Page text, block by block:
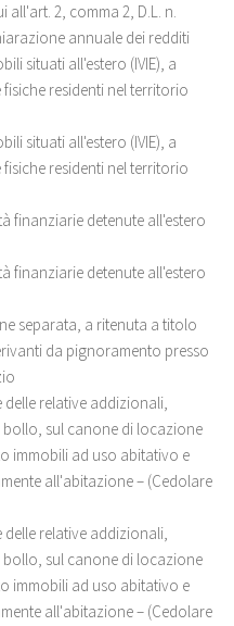
all'art. 2, comma 2, D.L. n.
annuale dei redditi
situati all'estero (IVIE), a
residenti nel territorio
situati all'estero (IVIE), a
residenti nel territorio
finanziarie detenute all'estero
finanziarie detenute all'estero
separata, a ritenuta a titolo
da pignoramento presso
delle relative addizionali,
bollo, sul canone di locazione
immobili ad uso abitativo e
all'abitazione – (Cedolare
delle relative addizionali,
bollo, sul canone di locazione
immobili ad uso abitativo e
all'abitazione – (Cedolare